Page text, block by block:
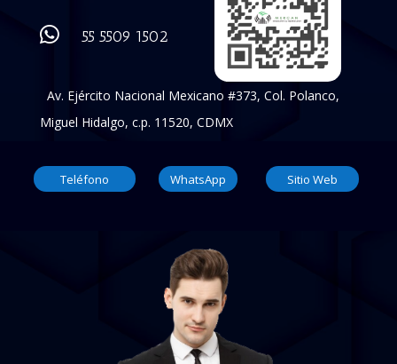
 55 5509 1502
Av. Ejército Nacional Mexicano #373, Col. Polanco,
Miguel Hidalgo, c.p. 11520, CDMX
Teléfono WhatsApp Sitio Web